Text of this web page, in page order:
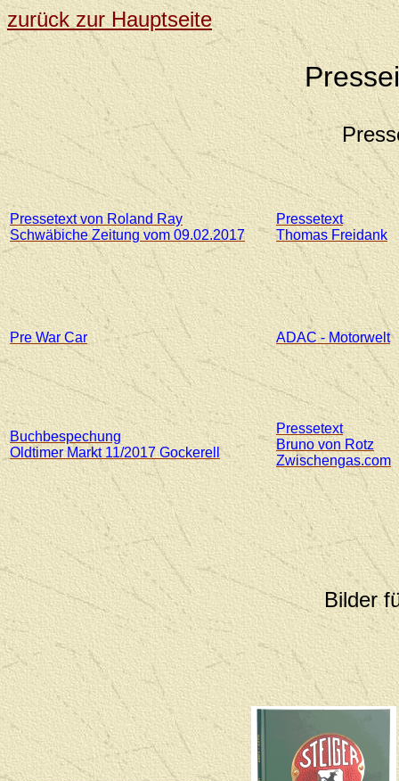
zurück zur Hauptseite
Pressetext von Roland Ray
Schwäbiche Zeitung vom 09.02.2017
Pressetext
Thomas Freidank
Pre War Car ADAC - Motorwelt
Buchbespechung
Oldtimer Markt 11/2017 Gockerell
Pressetext
Bruno von Rotz
Zwischengas.com
Bilder